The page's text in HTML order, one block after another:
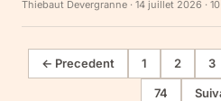
Thiebaut Devergranne · 14 juillet 2026 · 10
← Precedent 1 2 3
74